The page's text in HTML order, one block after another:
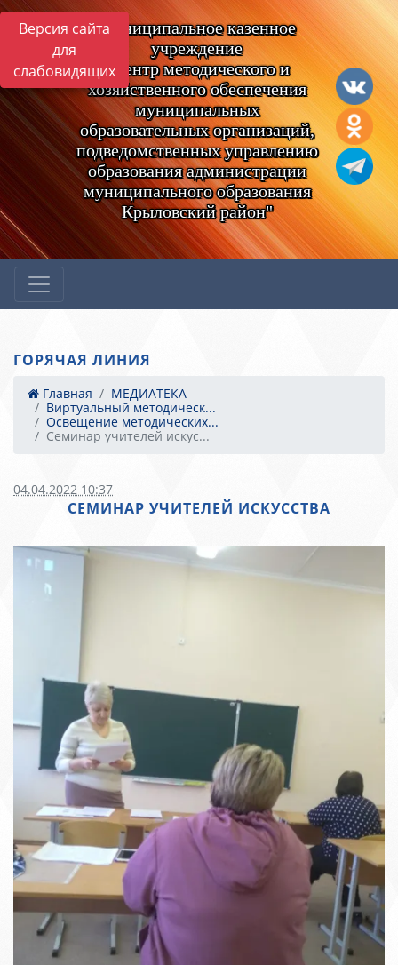
Версия сайта
для
слабовидящих
Муниципальное казенное
учреждение
"Центр методического и
хозяйственного обеспечения
муниципальных
образовательных организаций,
подведомственных управлению
образования администрации
муниципального образования
Крыловский район"
ГОРЯЧАЯ ЛИНИЯ
Главная
МЕДИАТЕКА
Виртуальный методическ...
Освещение методических...
Семинар учителей искус...
04.04.2022 10:37
СЕМИНАР УЧИТЕЛЕЙ ИСКУССТВА